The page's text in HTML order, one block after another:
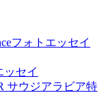
フォトエッセイ
ッセイ
サウジアラビア特